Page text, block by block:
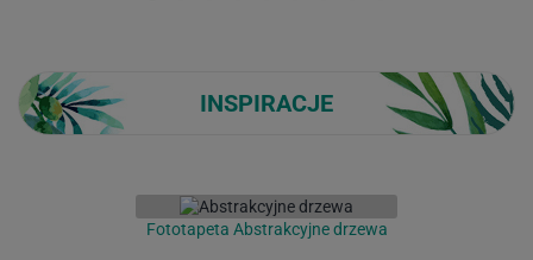
INSPIRACJE
Fototapeta Abstrakcyjne drzewa